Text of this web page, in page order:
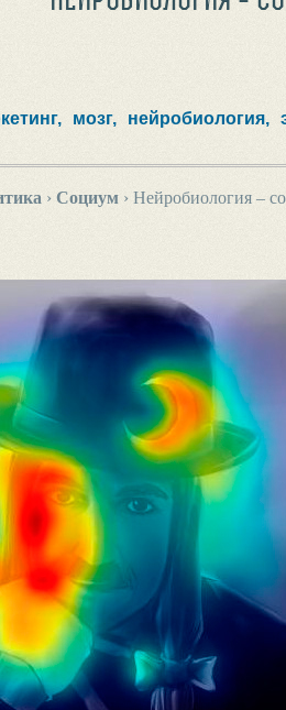
мозг, нейробиология,
› Социум› Нейробиология –